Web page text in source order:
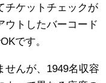
チケットチェックが
ウトしたバーコード
です。
せんが、1949名収容